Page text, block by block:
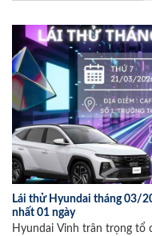
Lái thử Hyundai tháng 03/
nhất 01 ngày
Hyundai Vinh trân trọng tổ